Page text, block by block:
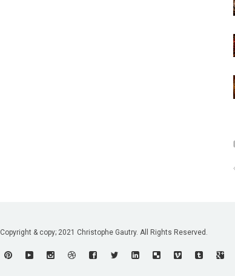
Copyright & copy; 2021 Christophe Gautry. All Rights Reserved.